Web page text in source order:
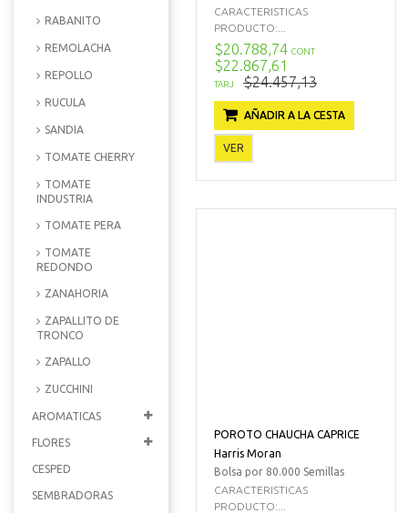
RABANITO
REMOLACHA
REPOLLO
RUCULA
SANDIA
TOMATE CHERRY
TOMATE
INDUSTRIA
TOMATE PERA
TOMATE
REDONDO
ZANAHORIA
ZAPALLITO DE
TRONCO
ZAPALLO
ZUCCHINI
AROMATICAS
FLORES
CESPED
SEMBRADORAS
CARACTERISTICAS
PRODUCTO:...
$20.788,74 CONT
$22.867,61
TARJ $24.457,13
AÑADIR A LA CESTA
VER
POROTO CHAUCHA CAPRICE
Harris Moran
Bolsa por 80.000 Semillas
CARACTERISTICAS
PRODUCTO:...